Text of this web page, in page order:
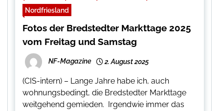
Nordfriesland
Fotos der Bredstedter Markttage 2025
vom Freitag und Samstag
NF-Magazine 2. August 2025
(CIS-intern) – Lange Jahre habe ich, auch
wohnungsbedingt, die Bredstedter Markttage
weitgehend gemieden. Irgendwie immer das